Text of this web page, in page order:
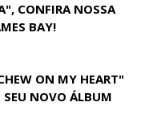
CONFIRA NOSSA
BAY!
ON MY HEART"
SEU NOVO ÁLBUM